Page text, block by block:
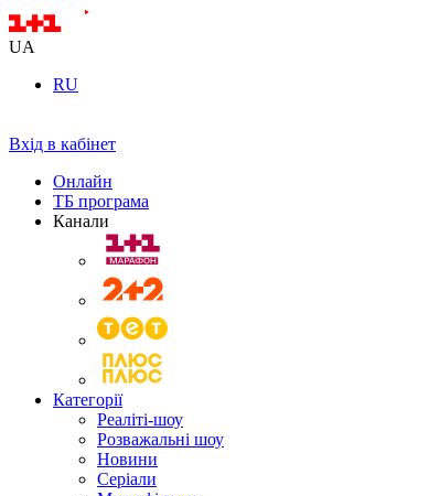
UA
RU
Вхід в кабінет
Онлайн
ТБ програма
Канали
Категорії
Реаліті-шоу
Розважальні шоу
Новини
Серіали